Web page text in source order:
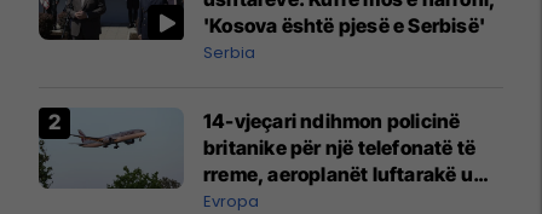
'Kosova është pjesë e Serbisë'
Serbia
14-vjeçari ndihmon policinë
britanike për një telefonatë të
rreme, aeroplanët luftarakë u
ngritën në ajër për të
Evropa